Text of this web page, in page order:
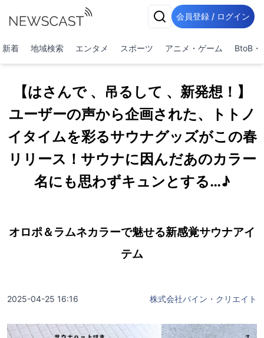
会員登録 / ログイン
新着 地域検索 エンタメ スポーツ アニメ・ゲーム BtoB・
【はさんで 、吊るして 、新発想！】
ユーザーの声から企画された、トトノ
イタイムを彩るサウナグッズがこの春
リリース！サウナに因んだあのカラー
名にも思わずキュンとする…♪
オロポ＆ラムネカラーで魅せる新感覚サウナアイ
テム
2025-04-25 16:16 株式会社パイン・クリエイト